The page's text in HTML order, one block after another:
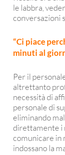
le labbra,
conversazioni
“Ci piace
minuti al
Per il
altrettanto
necessità di
personale di
eliminando
direttamente i
comunicare in
indossano la